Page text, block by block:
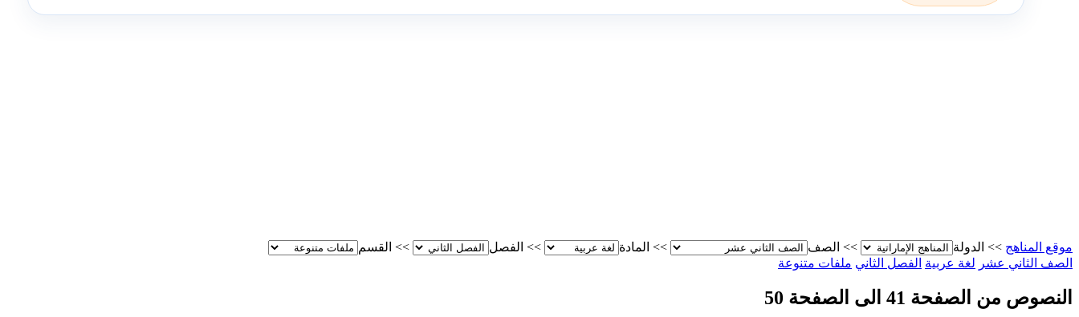
موقع المناهج >> الدولة >> الصف >> المادة >> الفصل >> القسم
الصف الثاني عشر لغة عربية الفصل الثاني ملفات متنوعة
النصوص من الصفحة 41 الى الصفحة 50